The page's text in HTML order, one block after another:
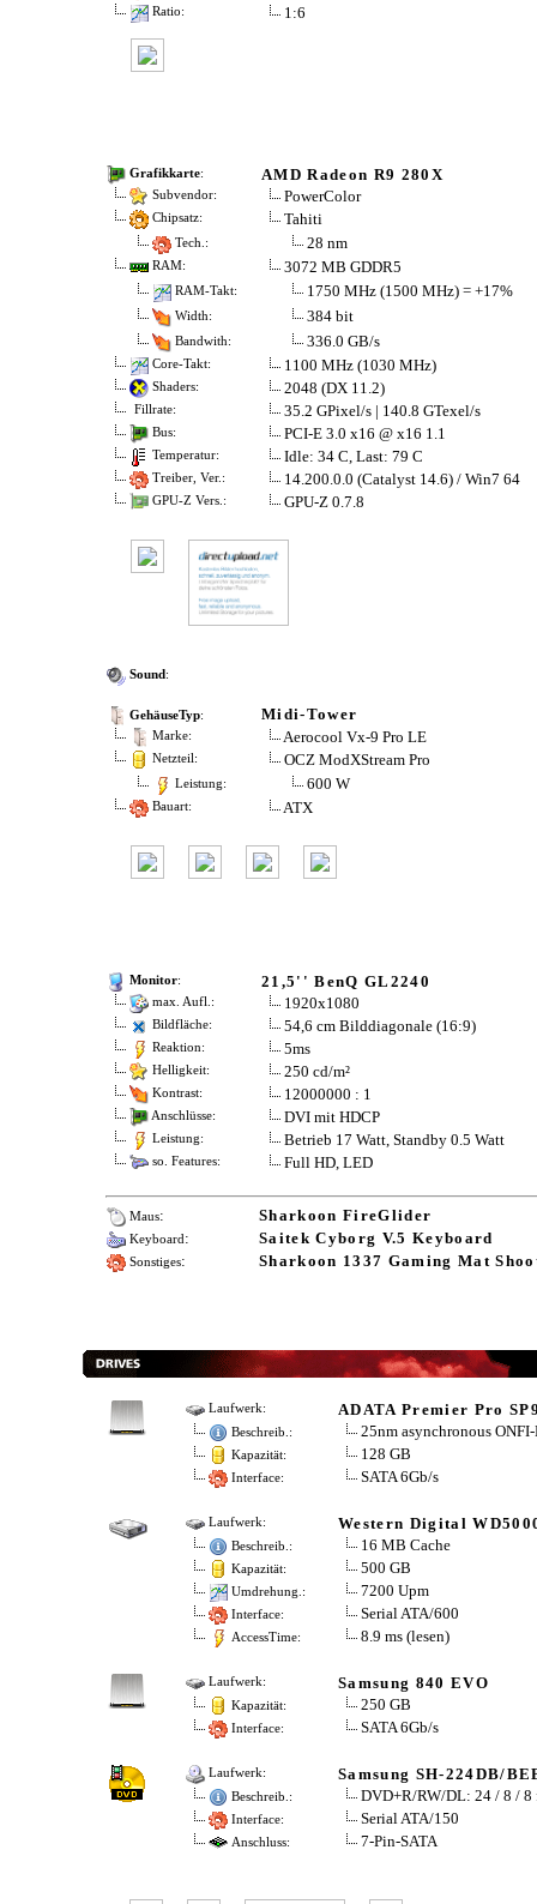
Ratio: 1:6
Grafikkarte: AMD Radeon R9 280X
Subvendor: PowerColor
Chipsatz: Tahiti
Tech.: 28 nm
RAM: 3072 MB GDDR5
RAM-Takt: 1750 MHz (1500 MHz) = +17%
Width: 384 bit
Bandwith: 336.0 GB/s
Core-Takt: 1100 MHz (1030 MHz)
Shaders: 2048 (DX 11.2)
Fillrate: 35.2 GPixel/s | 140.8 GTexel/s
Bus: PCI-E 3.0 x16 @ x16 1.1
Temperatur: Idle: 34 C, Last: 79 C
Treiber, Ver.: 14.200.0.0 (Catalyst 14.6) / Win7 64
GPU-Z Vers.: GPU-Z 0.7.8
Sound:
GehäuseTyp: Midi-Tower
Marke: Aerocool Vx-9 Pro LE
Netzteil: OCZ ModXStream Pro
Leistung: 600 W
Bauart: ATX
Monitor: 21,5'' BenQ GL2240
max. Aufl.: 1920x1080
Bildfläche: 54,6 cm Bilddiagonale (16:9)
Reaktion: 5ms
Helligkeit: 250 cd/m²
Kontrast: 12000000 : 1
Anschlüsse: DVI mit HDCP
Leistung: Betrieb 17 Watt, Standby 0.5 Watt
so. Features: Full HD, LED
Maus: Sharkoon FireGlider
Keyboard: Saitek Cyborg V.5 Keyboard
Sonstiges: Sharkoon 1337 Gaming Mat
Laufwerk: ADATA Premier Pro
Beschreib.: 25nm asynchronous
Kapazität: 128 GB
Interface: SATA 6Gb/s
Laufwerk: Western Digital
Beschreib.: 16 MB Cache
Kapazität: 500 GB
Umdrehung.: 7200 Upm
Interface: Serial ATA/600
AccessTime: 8.9 ms (lesen)
Laufwerk: Samsung 840 EVO
Kapazität: 250 GB
Interface: SATA 6Gb/s
Laufwerk: Samsung SH-224DB/
Beschreib.: DVD+R/RW/DL: 24 / 8 / 8
Interface: Serial ATA/150
Anschluss: 7-Pin-SATA